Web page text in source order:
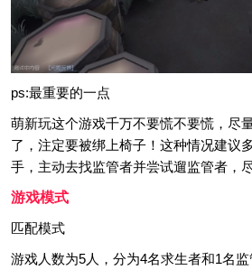
ps:最重要的一点
萌新玩这个游戏千万不要慌不要慌，尽
了，注定要被绑上椅子！这种情况建议
手，主动去找监管者并尝试遛监管者，
游戏模式
匹配模式
游戏人数为5人，分为4名求生者和1名